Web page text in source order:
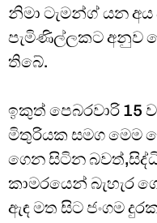
නිමා ටැමන්ග් යන
පැමිණිල්ලකට අනුව
තිබේ.
ඉකුත් පෙබරවාරි 15
මිතුරියක සමග මෙම
ගෙන සිටින
කාමරයෙන් බැහැර
ඇඳ මත සිට ජංගම